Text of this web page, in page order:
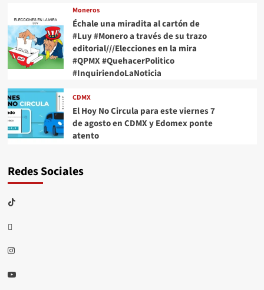
Moneros
Échale una miradita al cartón de
#Luy #Monero a través de su trazo
editorial///Elecciones en la mira
#QPMX #QuehacerPolitico
#InquiriendoLaNoticia
CDMX
El Hoy No Circula para este viernes 7
de agosto en CDMX y Edomex ponte
atento
Redes Sociales
TikTok
threads
Instagram
Youtube